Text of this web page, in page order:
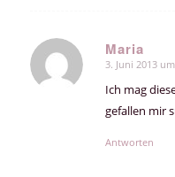
Maria
sagte:
3. Juni 2013
Ich mag
gefallen mir
Antworten